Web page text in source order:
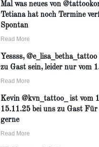
Mal was neues von
Tetiana hat noch Termine
Spontan
Read More
Yessss,
zu Gast sein, leider nur vom
Read More
Kevin @kvn_tattoo_ ist vom
15.11.25 bei uns zu Gast
gerne
Read More